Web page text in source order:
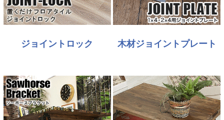
ジョイントロック 木材ジョイントプレート